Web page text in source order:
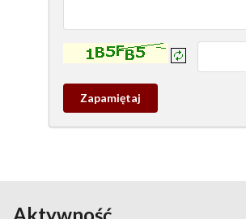
Kontrola - wprowadź tekst z obrazka:
Zapamietaj
wpis
Aktywność